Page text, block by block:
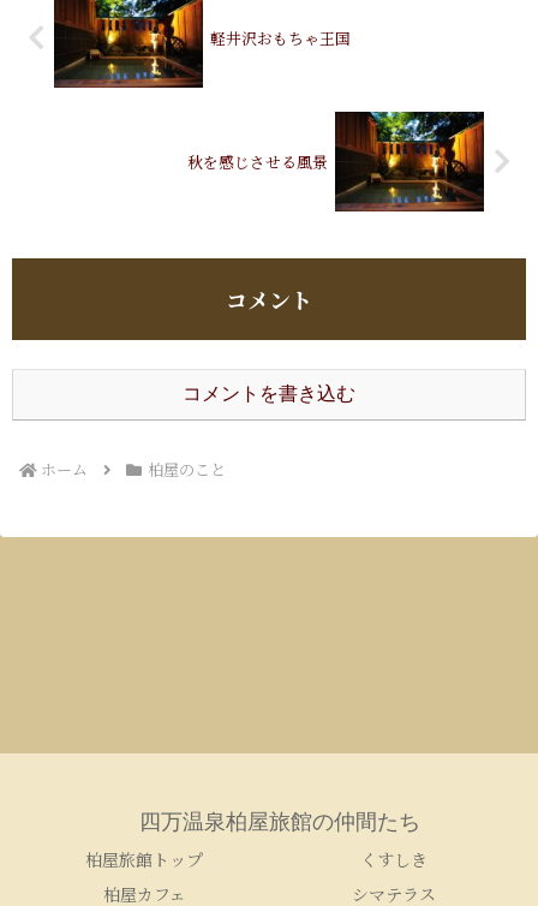
軽井沢おもちゃ王国
秋を感じさせる風景
コメント
コメントを書き込む
ホーム 柏屋のこと
四万温泉柏屋旅館の仲間たち
柏屋旅館トップ
くすしき
柏屋カフェ
シマテラス